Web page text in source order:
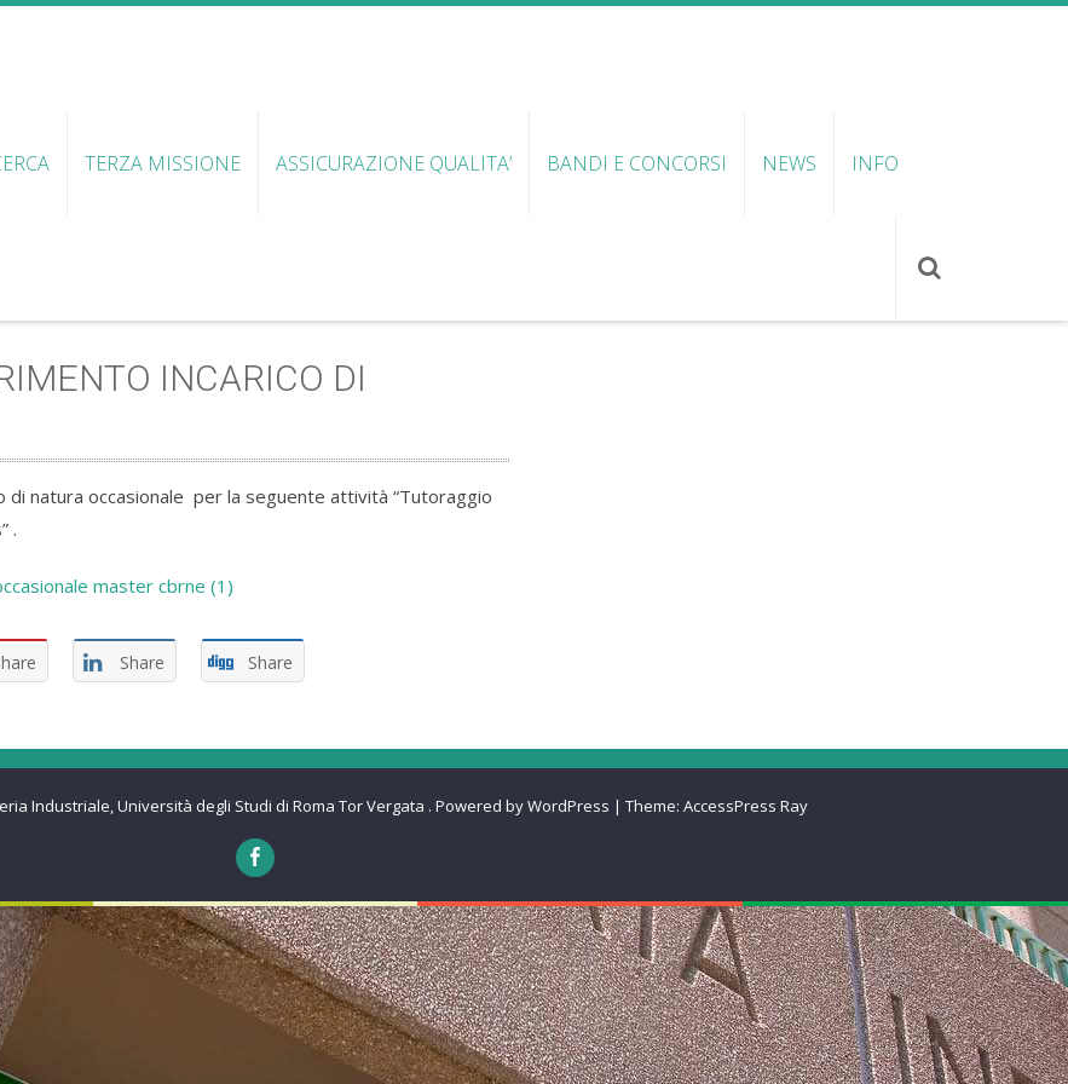
TERZA MISSIONE ASSICURAZIONE QUALITA’ BANDI E CONCORSI NEWS INFO
INCARICO DI
di natura occasionale per la seguente attività “Tutoraggio
.
master cbrne (1)
Share Share
Industriale, Università degli Studi di Roma Tor Vergata . Powered by WordPress | Theme: AccessPress Ray